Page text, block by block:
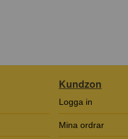
Kundzon
Logga in
Mina ordrar